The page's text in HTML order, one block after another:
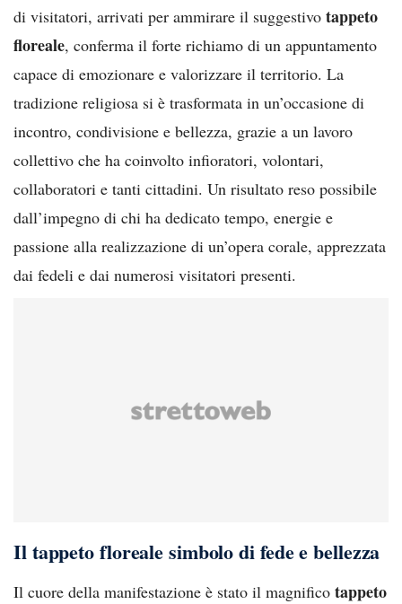
di visitatori, arrivati per ammirare il suggestivo tappeto
floreale, conferma il forte richiamo di un appuntamento
capace di emozionare e valorizzare il territorio. La
tradizione religiosa si è trasformata in un’occasione di
incontro, condivisione e bellezza, grazie a un lavoro
collettivo che ha coinvolto infioratori, volontari,
collaboratori e tanti cittadini. Un risultato reso possibile
dall’impegno di chi ha dedicato tempo, energie e
passione alla realizzazione di un’opera corale, apprezzata
dai fedeli e dai numerosi visitatori presenti.
Il tappeto floreale simbolo di fede e bellezza
Il cuore della manifestazione è stato il magnifico tappeto